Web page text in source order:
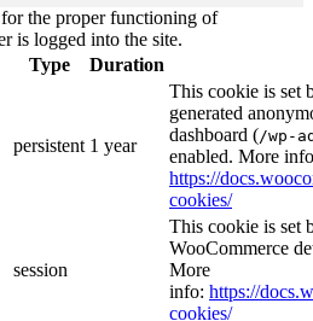
for the proper functioning of
is logged into the site.
Type Duration
persistent 1 year
This cookie is set
generated
dashboard (/wp-
enabled. More
https://
cookies/
session
This cookie is set
WooCommerce
More
info: https://
cookies/